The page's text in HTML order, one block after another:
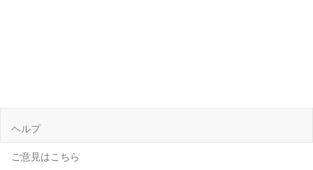
ヘルプ
ご意見はこちら